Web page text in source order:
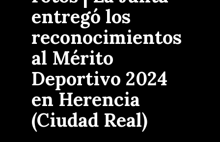
entregó los
reconocimientos
al Mérito
Deportivo 2024
en Herencia
(Ciudad Real)